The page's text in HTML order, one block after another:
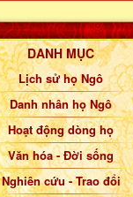
DANH MỤC
Lịch sử họ Ngô
Danh nhân họ Ngô
Hoạt động dòng họ
Văn hóa - Đời sống
Nghiên cứu - Trao đổi